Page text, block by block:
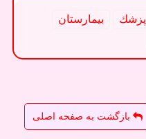
پزشك
بیمارستان
بازگشت به صفحه اصلی